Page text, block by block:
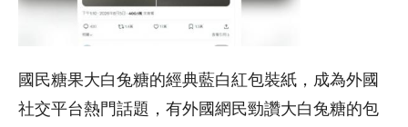
國民糖果大白兔糖的經典藍白紅包裝紙，成為外國
社交平台熱門話題，有外國網民勁讚大白兔糖的包